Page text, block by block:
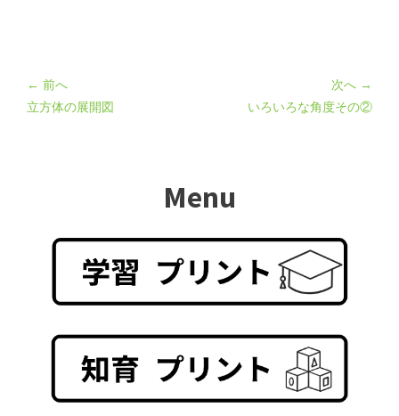
← 前へ
立方体の展開図
次へ →
いろいろな角度その②
Menu